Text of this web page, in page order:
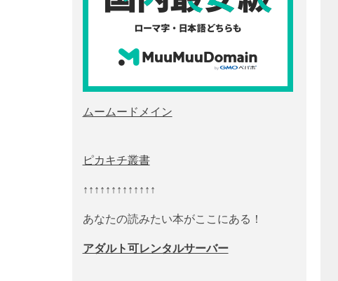
ムームードメイン
ピカキチ叢書
↑↑↑↑↑↑↑↑↑↑↑↑↑
あなたの読みたい本がここにある！
アダルト可レンタルサーバー